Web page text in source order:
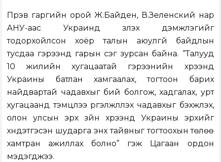
Пүрэв гаргийн орой Ж.Байден, В.Зеленский нар
АНУ-аас Украинд үзүүлэх дэмжлэгийг
тодорхойлсон хоёр талын аюулгүй байдлын
тусдаа гэрээнд гарын үсэг зурсан байна. “Талууд
10 жилийн хугацаатай гэрээнийн хүрээнд
Украины батлан ​​хамгаалах, тогтоон барих
найдвартай чадавхыг бий болгож, хадгалах, урт
хугацаанд тэмцлээ үргэлжлүүлэх чадавхыг бэхжүүлэх,
олон улсын эрх зүйн хүрээнд Украины эрхийг
хүндэтгэсэн шударга энх тайвныг тогтоохын төлөө
хамтран ажиллах болно” гэж Цагаан ордон
мэдэгджээ.